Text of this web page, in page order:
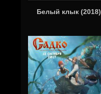
Белый клык (2018)